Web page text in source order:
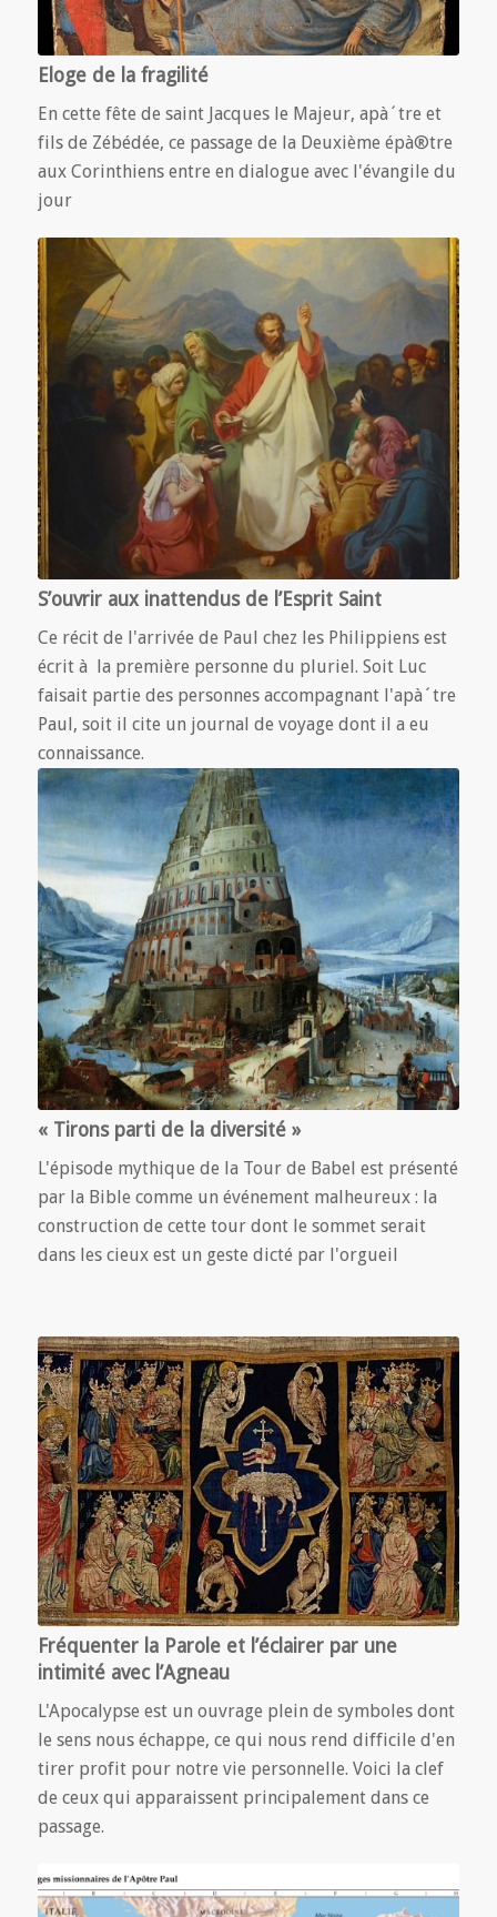
Eloge de la fragilité
En cette fête de saint Jacques le Majeur, apà´tre et
fils de Zébédée, ce passage de la Deuxième épà®tre
aux Corinthiens entre en dialogue avec l'évangile du
jour
S’ouvrir aux inattendus de l’Esprit Saint
Ce récit de l'arrivée de Paul chez les Philippiens est
écrit à la première personne du pluriel. Soit Luc
faisait partie des personnes accompagnant l'apà´tre
Paul, soit il cite un journal de voyage dont il a eu
connaissance.
« Tirons parti de la diversité »
L'épisode mythique de la Tour de Babel est présenté
par la Bible comme un événement malheureux : la
construction de cette tour dont le sommet serait
dans les cieux est un geste dicté par l'orgueil
Fréquenter la Parole et l’éclairer par une
intimité avec l’Agneau
L'Apocalypse est un ouvrage plein de symboles dont
le sens nous échappe, ce qui nous rend difficile d'en
tirer profit pour notre vie personnelle. Voici la clef
de ceux qui apparaissent principalement dans ce
passage.